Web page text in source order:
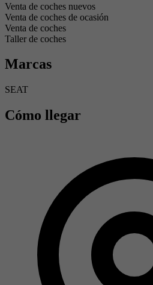
Venta de coches nuevos
Venta de coches de ocasión
Venta de coches
Taller de coches
Marcas
SEAT
Cómo llegar